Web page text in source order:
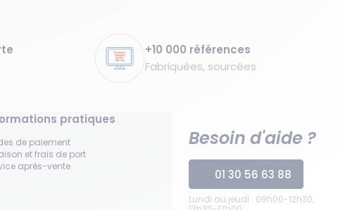
+10 000 références
Fabriquées, sourcées
pratiques
de paiement
et frais de port
après-vente
Besoin d'aide ?
01 30 56 63 88
Lundi au jeudi : 09h00-12h30,